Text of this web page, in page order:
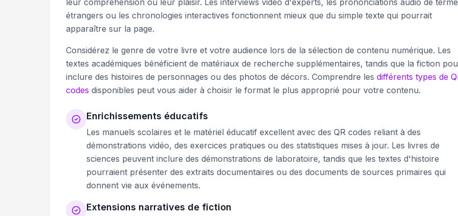
étrangers ou les chronologies interactives fonctionnent mieux que du simple texte qui pourrait
apparaître sur la page.
Considérez le genre de votre livre et votre audience lors de la sélection de contenu numérique. Les
textes académiques bénéficient de matériaux de recherche supplémentaires, tandis que la fiction
inclure des histoires de personnages ou des photos de décors. Comprendre les différents types de
codes disponibles peut vous aider à choisir le format le plus approprié pour votre contenu.
Enrichissements éducatifs
Les manuels scolaires et le matériel éducatif excellent avec des QR codes reliant à des
démonstrations vidéo, des exercices pratiques ou des statistiques mises à jour. Les livres de
sciences peuvent inclure des démonstrations de laboratoire, tandis que les textes d'histoire
pourraient présenter des extraits documentaires ou des documents de sources primaires qui
donnent vie aux événements.
Extensions narratives de fiction